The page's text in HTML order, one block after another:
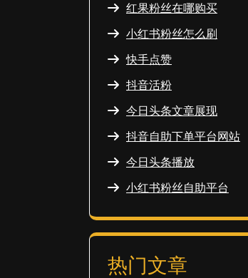
红果粉丝在哪购买
小红书粉丝怎么刷
快手点赞
抖音活粉
今日头条文章展现
抖音自助下单平台网站
今日头条播放
小红书粉丝自助平台
热门文章